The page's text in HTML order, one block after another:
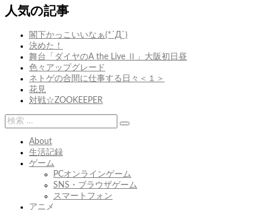
ビ
の
投
の
投
人気の記事
閣下かっこいいなぁ(*´Д`)
決めた！
舞台「ダイヤのA the Live Ⅱ」大阪初日昼
色々アップグレード
ネトゲの合間に仕事する日々＜１＞
花見
対戦☆ZOOKEEPER
検
索:
About
生活記録
ゲーム
PCオンラインゲーム
SNS・ブラウザゲーム
スマートフォン
アニメ